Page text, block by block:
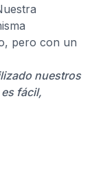
pero con un
nuestros
fácil,